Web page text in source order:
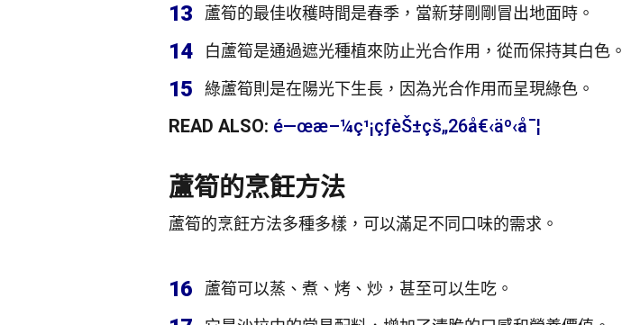
13 蘆筍的最佳收穫時間是春季，當新芽剛剛冒出地面時。
14 白蘆筍是通過遮光種植來防止光合作用，從而保持其白色。
15 綠蘆筍則是在陽光下生長，因為光合作用而呈現綠色。
READ ALSO: é—œæ–¼ç¹¡çƒèŠ±çš„26å€‹äº‹å¯¦
蘆筍的烹飪方法
蘆筍的烹飪方法多種多樣，可以滿足不同口味的需求。
16 蘆筍可以蒸、煮、烤、炒，甚至可以生吃。